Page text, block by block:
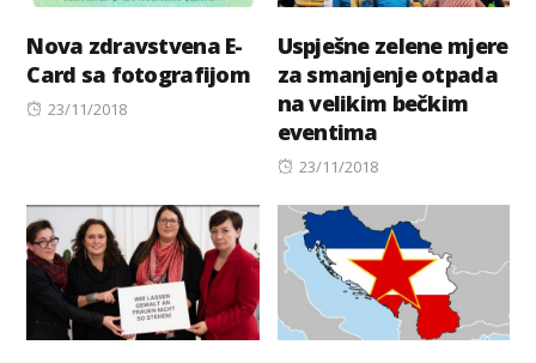
Nova zdravstvena E-
Card sa fotografijom
Posted
23/11/2018
Uspješne zelene mjere
za smanjenje otpada
na velikim bečkim
eventima
Posted
23/11/2018